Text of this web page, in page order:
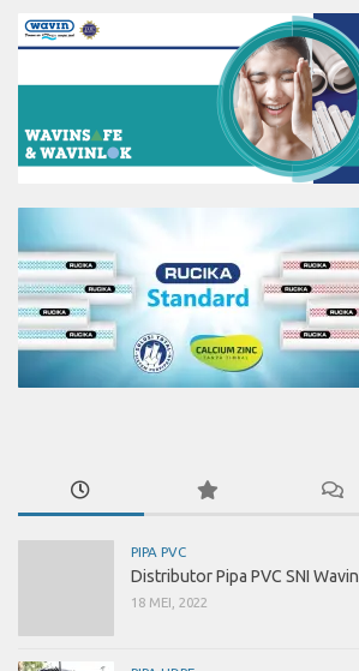
PIPA PVC
Distributor Pipa PVC SNI Wavin
18 MEI, 2022